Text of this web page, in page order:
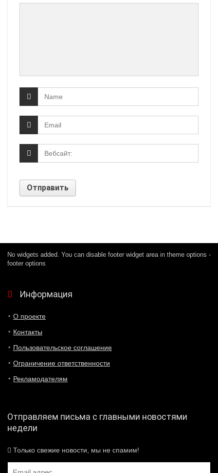
No widgets added. You can disable footer widget area in theme options -
footer options
Информация
О проекте
Контакты
Пользовательское соглашение
Ограничение ответственности
Рекламодателям
Отправляем письма с главными новостями
недели
Только свежие новости, мы не спамим!